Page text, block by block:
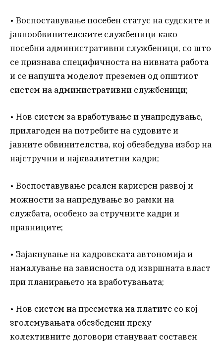
• Воспоставување посебен статус на судските и
јавнообвинителските службеници како
посебни административни службеници, со што
се признава специфичноста на нивната работа
и се напушта моделот преземен од општиот
систем на административни службеници;
• Нов систем за вработување и унапредување,
прилагоден на потребите на судовите и
јавните обвинителства, кој обезбедува избор на
најстручни и најквалитетни кадри;
• Воспоставување реален кариерен развој и
можности за напредување во рамки на
службата, особено за стручните кадри и
правниците;
• Зајакнување на кадровската автономија и
намалување на зависноста од извршната власт
при планирањето на вработувањата;
• Нов систем на пресметка на платите со кој
зголемувањата обезбедени преку
колективните договори стануваат составен